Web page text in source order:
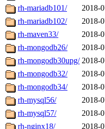
rh-mariadb101/
2018-
rh-mariadb102/
2018-
rh-maven33/
2018-
rh-mongodb26/
2018-
rh-mongodb30upg/ 2018-
rh-mongodb32/
2018-
rh-mongodb34/
2018-
rh-mysql56/
2018-
rh-mysql57/
2018-
rh-nginx18/
2018-